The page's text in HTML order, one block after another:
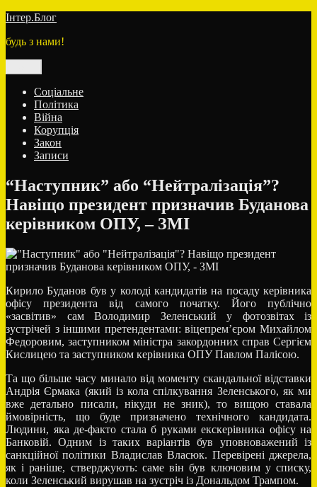
Перейти
вмісту
Інтер.Блог
будь з нами!
Соціальне
Політика
Війна
Корупція
Закон
Записи
“Наступник” або “Нейтралізація”?
Навіщо президент призначив Буданова
керівником ОПУ, – ЗМІ
Кирило Буданов був у колоді кандидатів на посаду керівника
офісу президента від самого початку. Його публічно
«засвітив» сам Володимир Зеленський у фотозвітах із
зустрічей з іншими претендентами: віцепрем’єром Михайлом
Федоровим, заступником міністра закордонних справ Сергієм
Кислицею та заступником керівника ОПУ Павлом Палісою.
Та що більше часу минало від моменту скандальної відставки
Андрія Єрмака (який із кола спілкування Зеленського, як ми
вже детально писали, нікуди не зник), то вищою ставала
ймовірність, що буде призначено технічного кандидата.
Людини, яка де-факто стала б руками екскерівника офісу на
Банковій. Одним із таких варіантів був уповноважений із
санкційної політики Владислав Власюк. Перевірені джерела,
як і раніше, стверджують: саме він був ключовим у списку,
коли Зеленський вирушав на зустріч із Дональдом Трампом.